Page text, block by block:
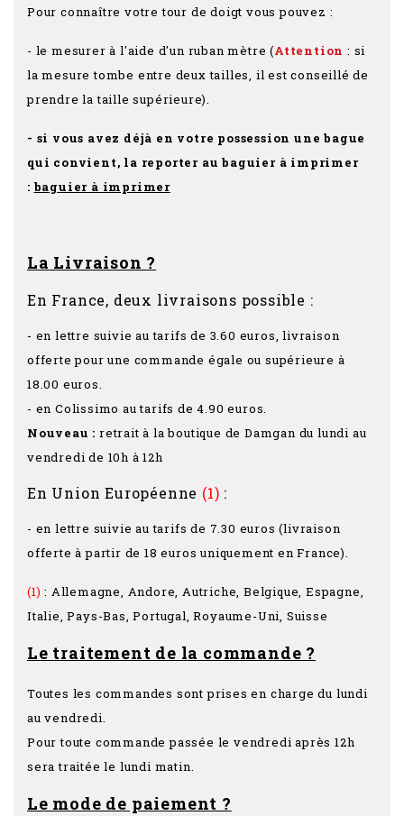
Pour connaître votre tour de doigt vous pouvez :
- le mesurer à l'aide d'un ruban mètre (Attention : si
la mesure tombe entre deux tailles, il est conseillé de
prendre la taille supérieure).
- si vous avez déjà en votre possession une bague
qui convient, la reporter au baguier à imprimer
: baguier à imprimer
La Livraison ?
En France, deux livraisons possible :
- en lettre suivie au tarifs de 3.60 euros, livraison
offerte pour une commande égale ou supérieure à
18.00 euros.
- en Colissimo au tarifs de 4.90 euros.
Nouveau : retrait à la boutique de Damgan du lundi au
vendredi de 10h à 12h
En Union Européenne (1) :
- en lettre suivie au tarifs de 7.30 euros (livraison
offerte à partir de 18 euros uniquement en France).
(1) : Allemagne, Andore, Autriche, Belgique, Espagne,
Italie, Pays-Bas, Portugal, Royaume-Uni, Suisse
Le traitement de la commande ?
Toutes les commandes sont prises en charge du lundi
au vendredi.
Pour toute commande passée le vendredi après 12h
sera traitée le lundi matin.
Le mode de paiement ?